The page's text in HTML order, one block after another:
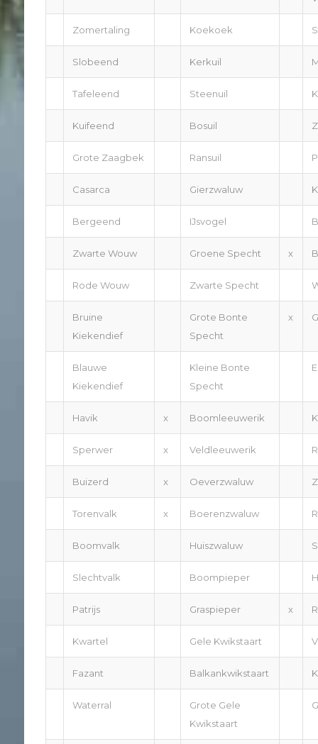
Zomertaling Koekoek
Slobeend Kerkuil
Tafeleend Steenuil
Kuifeend Bosuil
Grote Zaagbek Ransuil
Casarca Gierzwaluw
Bergeend IJsvogel
Zwarte Wouw Groene Specht x
Rode Wouw Zwarte Specht
Bruine
Kiekendief
Grote Bonte
Specht
x
Blauwe
Kiekendief
Kleine Bonte
Specht
Havik x Boomleeuwerik
Sperwer x Veldleeuwerik
Buizerd x Oeverzwaluw
Torenvalk x Boerenzwaluw
Boomvalk Huiszwaluw
Slechtvalk Boompieper
Patrijs Graspieper x
Kwartel Gele Kwikstaart
Fazant Balkankwikstaart
Waterral
Grote Gele
Kwikstaart